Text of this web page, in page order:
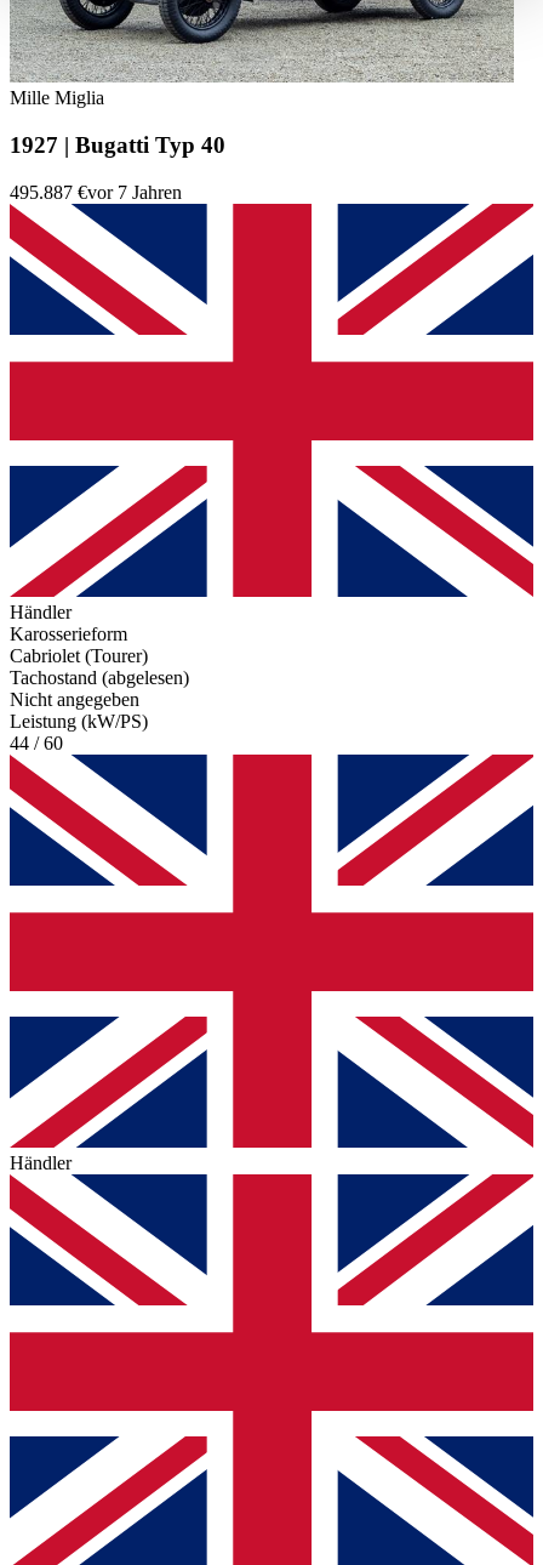
haben oder die sie im Rahmen Ihrer Nutzung der Dienste
gesammelt haben.Datenschutzerklärung
Mille Miglia
1927 | Bugatti Typ 40
495.887 €vor 7 Jahren
Händler
Karosserieform
Cabriolet (Tourer)
Tachostand (abgelesen)
Nicht angegeben
Leistung (kW/PS)
44 / 60
Händler